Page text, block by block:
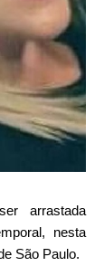
arrastada
nesta
São Paulo.